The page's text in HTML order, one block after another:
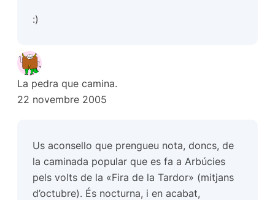
:)
La pedra que camina.
22 novembre 2005
Us aconsello que prengueu nota, doncs, de
la caminada popular que es fa a Arbúcies
pels volts de la «Fira de la Tardor» (mitjans
d’octubre). És nocturna, i en acabat,